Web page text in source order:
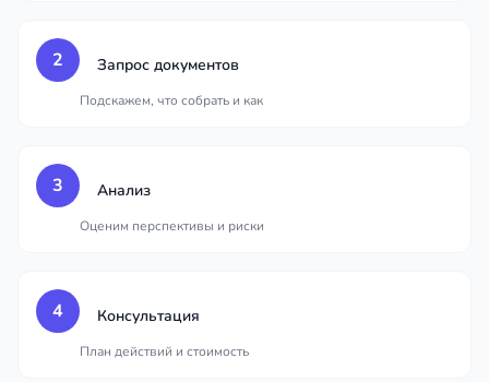
2 Запрос документов
Подскажем, что собрать и как
3 Анализ
Оценим перспективы и риски
4 Консультация
План действий и стоимость